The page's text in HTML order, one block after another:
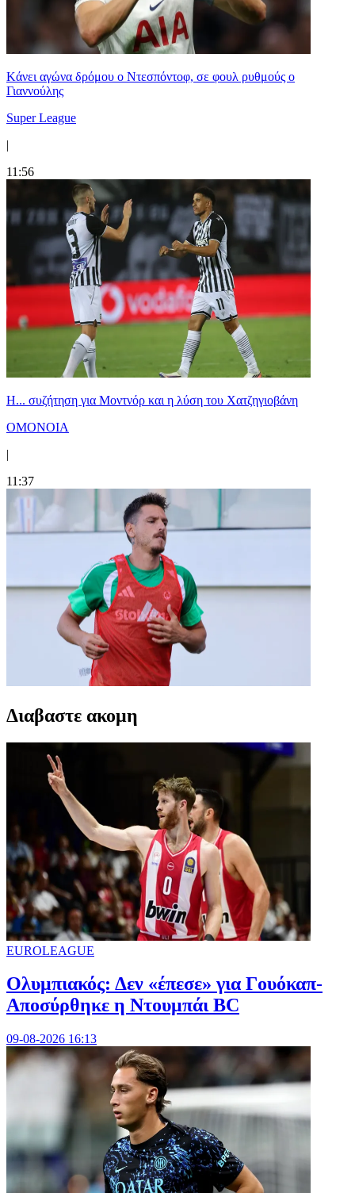
Kάνει αγώνα δρόμου ο Ντεσπόντοφ, σε φουλ ρυθμούς ο
Γιαννούλης
Super League
|
11:56
Η... συζήτηση για Μοντνόρ και η λύση του Χατζηγιοβάνη
ΟΜΟΝΟΙΑ
|
11:37
Διαβαστε ακομη
EUROLEAGUE
Ολυμπιακός: Δεν «έπεσε» για Γουόκαπ-
Αποσύρθηκε η Ντουμπάι BC
09-08-2026 16:13